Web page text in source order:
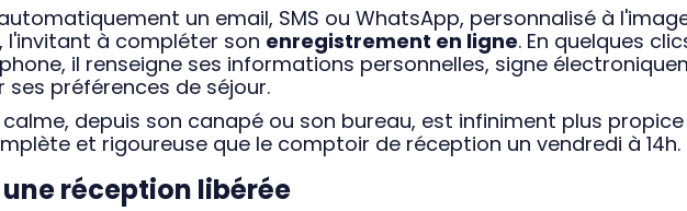
un email, SMS ou WhatsApp, personnalisé à
l'invitant à compléter son enregistrement en ligne. En quelques
il renseigne ses informations personnelles, signe
ses préférences de séjour.
depuis son canapé ou son bureau, est infiniment plus
et rigoureuse que le comptoir de réception un vendredi à 14h.
réception libérée